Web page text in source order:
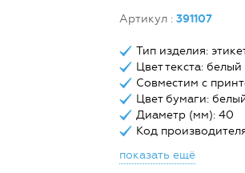
Артикул : 391107
Тип изделия:
Цвет текста: белый
Совместим с
Цвет бумаги:
Диаметр (мм): 40
Код
показать ещё